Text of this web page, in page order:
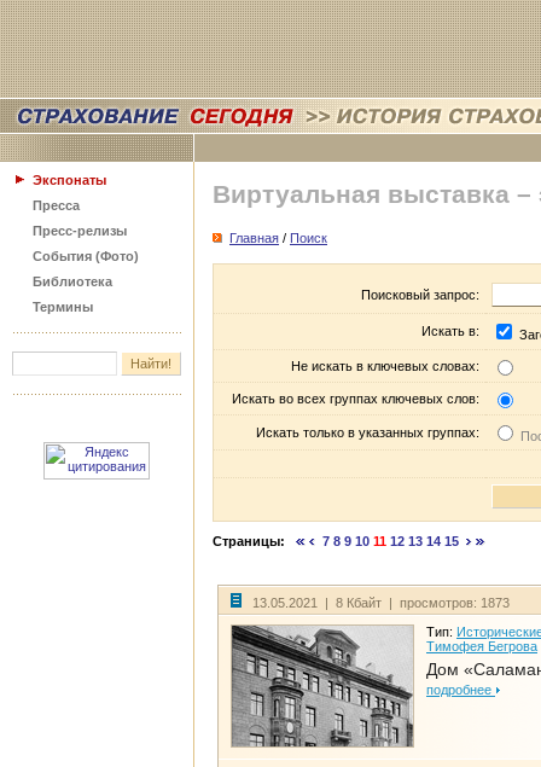
Экспонаты
Пресса
Пресс-релизы
События (Фото)
Библиотека
Термины
Виртуальная выставка –
Главная / Поиск
Поисковый запрос:
Искать в:
Не искать в ключевых словах:
Искать во всех группах ключевых слов:
Искать только в указанных группах:
Страницы: 7 8 9 10 11 12 13 14 15
13.05.2021 | 8 Кбайт | просмотров: 1873
Тип:
Тимофея Бегрова
Дом
подробнее